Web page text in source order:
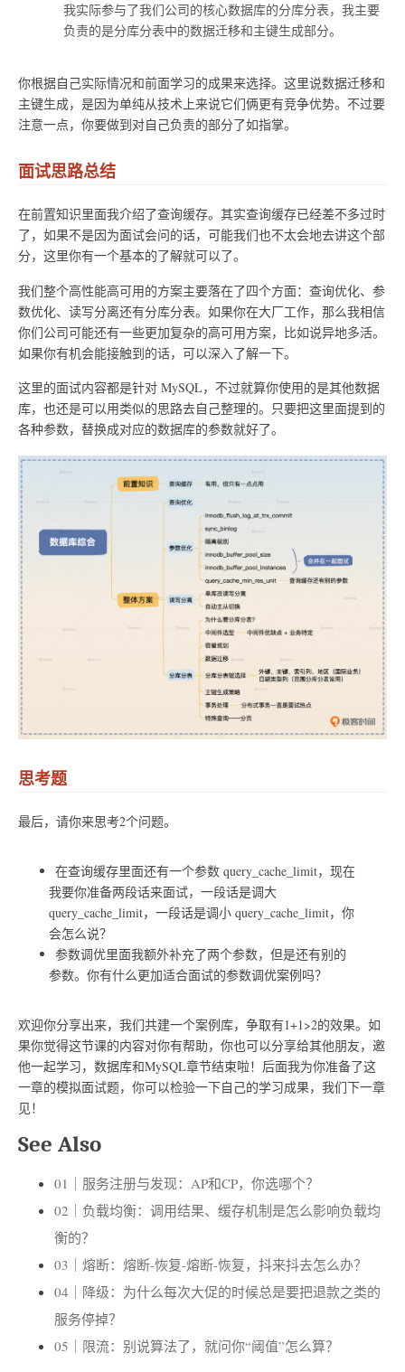
我实际参与了我们公司的核心数据库的分库分表，我主要
负责的是分库分表中的数据迁移和主键生成部分。
你根据自己实际情况和前面学习的成果来选择。这里说数据迁移和
主键生成，是因为单纯从技术上来说它们俩更有竞争优势。不过要
注意一点，你要做到对自己负责的部分了如指掌。
面试思路总结
在前置知识里面我介绍了查询缓存。其实查询缓存已经差不多过时
了，如果不是因为面试会问的话，可能我们也不太会地去讲这个部
分，这里你有一个基本的了解就可以了。
我们整个高性能高可用的方案主要落在了四个方面：查询优化、参
数优化、读写分离还有分库分表。如果你在大厂工作，那么我相信
你们公司可能还有一些更加复杂的高可用方案，比如说异地多活。
如果你有机会能接触到的话，可以深入了解一下。
这里的面试内容都是针对 MySQL，不过就算你使用的是其他数据
库，也还是可以用类似的思路去自己整理的。只要把这里面提到的
各种参数，替换成对应的数据库的参数就好了。
思考题
最后，请你来思考2个问题。
在查询缓存里面还有一个参数 query_cache_limit，现在
我要你准备两段话来面试，一段话是调大
query_cache_limit，一段话是调小 query_cache_limit，你
会怎么说？
参数调优里面我额外补充了两个参数，但是还有别的
参数。你有什么更加适合面试的参数调优案例吗？
欢迎你分享出来，我们共建一个案例库，争取有1+1>2的效果。如
果你觉得这节课的内容对你有帮助，你也可以分享给其他朋友，邀
他一起学习，数据库和MySQL章节结束啦！后面我为你准备了这
一章的模拟面试题，你可以检验一下自己的学习成果，我们下一章
见！
See Also
01｜服务注册与发现：AP和CP，你选哪个？
02｜负载均衡：调用结果、缓存机制是怎么影响负载均
衡的？
03｜熔断：熔断-恢复-熔断-恢复，抖来抖去怎么办？
04｜降级：为什么每次大促的时候总是要把退款之类的
服务停掉？
05｜限流：别说算法了，就问你“阈值”怎么算？